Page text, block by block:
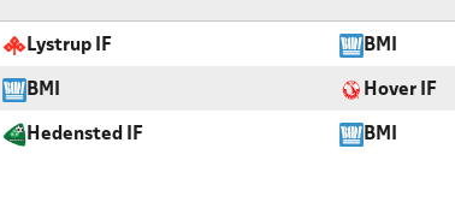
Lystrup IF BMI
BMI Hover IF
Hedensted IF BMI